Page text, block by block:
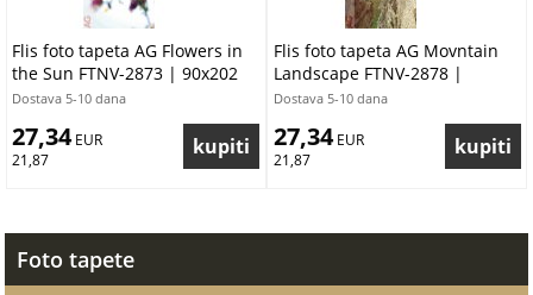
Flis foto tapeta AG Flowers in
the Sun FTNV-2873 | 90x202
cm
Dostava 5-10 dana
27,34 EUR
21,87
Flis foto tapeta AG Movntain
Landscape FTNV-2878 |
90x202 cm
Dostava 5-10 dana
27,34 EUR
21,87
Foto tapete